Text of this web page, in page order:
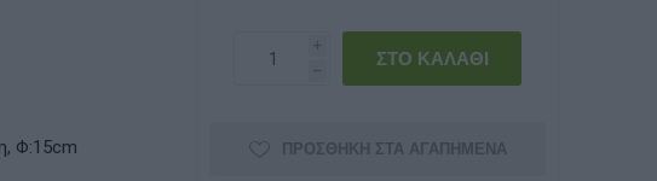
Φ:15cm
i
h
ΠΡΟΣΘΉΚΗ ΣΤΑ ΑΓΑΠΗΜΈΝΑ